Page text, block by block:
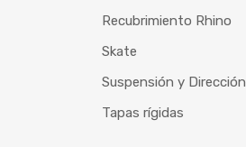
Recubrimiento Rhino
Skate
Suspensión y Dirección
Tapas rígidas